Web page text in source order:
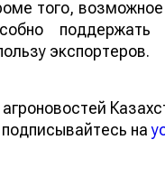
того,
экспортеров.
подписывайтесь на